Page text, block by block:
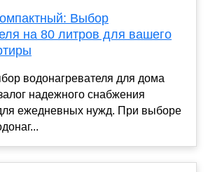
Выбор
на 80 литров для вашего
водонагревателя для дома
надежного снабжения
ежедневных нужд. При выборе